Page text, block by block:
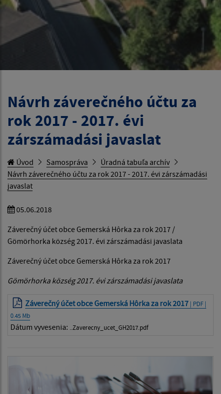
Návrh záverečného účtu za
rok 2017 - 2017. évi
zárszámadási javaslat
Úvod Samospráva
Úradná tabuľa archív
Návrh záverečného účtu za rok 2017 - 2017. évi zárszámadási
javaslat
05.06.2018
Záverečný účet obce Gemerská Hôrka za rok 2017 /
Gömörhorka község 2017. évi zárszámadási javaslata
Záverečný účet obce Gemerská Hôrka za rok 2017
Gömörhorka község 2017. évi zárszámadási javaslata
Záverečný účet obce Gemerská Hôrka za rok 2017 | PDF |
0.45 Mb
Dátum vyvesenia: ..Zaverecny_ucet_GH2017.pdf